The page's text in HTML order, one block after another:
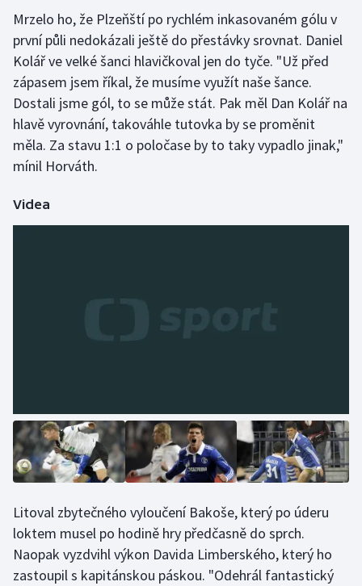
Lezení
Lyže a snowboard
Moderní pětiboj
Motorsport
Olympijské hry
Parasport
Short track
Sportovní střelba
Stolní tenis
Triatlon
Mrzelo ho, že Plzeňští po rychlém inkasovaném gólu v
první půli nedokázali ještě do přestávky srovnat. Daniel
Kolář ve velké šanci hlavičkoval jen do tyče. "Už před
zápasem jsem říkal, že musíme využít naše šance.
Dostali jsme gól, to se může stát. Pak měl Dan Kolář na
hlavě vyrovnání, takováhle tutovka by se proměnit
měla. Za stavu 1:1 o poločase by to taky vypadlo jinak,"
mínil Horváth.
Videa
Litoval zbytečného vyloučení Bakoše, který po úderu
loktem musel po hodině hry předčasně do sprch.
Naopak vyzdvihl výkon Davida Limberského, který ho
zastoupil s kapitánskou páskou. "Odehrál fantastický